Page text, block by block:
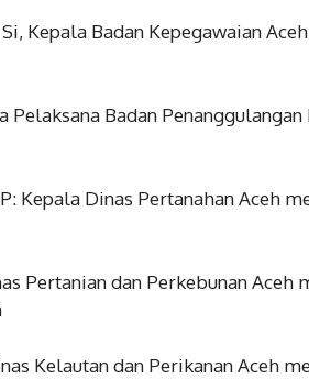
Kepala Badan Kepegawaian
Pelaksana Badan
Kepala Dinas Pertanahan Aceh
Pertanian dan Perkebunan Aceh
Kelautan dan Perikanan Aceh